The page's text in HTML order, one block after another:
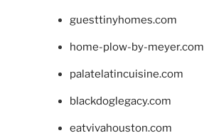
guesttinyhomes.com
home-plow-by-meyer.com
palatelatincuisine.com
blackdoglegacy.com
eatvivahouston.com